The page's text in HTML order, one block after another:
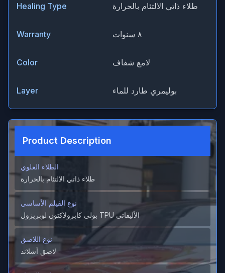
Healing Type طلاء ذاتي الالتئام بالحرارة
Warranty ٨ سنوات
Color لامع شفاف
Layer بوليمري طارد للماء
Product Description
الطلاء العلوي
طلاء ذاتي الالتئام بالحرارة
نوع الفيلم الأساسي
بولي كابرولاكتون لوبريزول TPU الأليفاتي
نوع اللاصق
لاصق أشلاند